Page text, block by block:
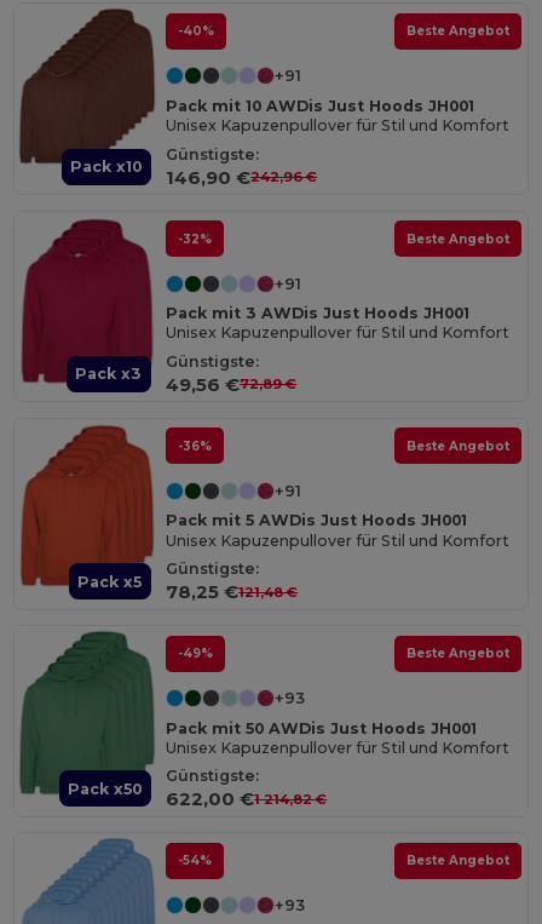
Pack x10
-40% Beste Angebot
+91
Pack mit 10 AWDis Just Hoods JH001
Unisex Kapuzenpullover für Stil und Komfort
Günstigste:
146,90 €242,96 €
Pack x3
-32% Beste Angebot
+91
Pack mit 3 AWDis Just Hoods JH001
Unisex Kapuzenpullover für Stil und Komfort
Günstigste:
49,56 €72,89 €
Pack x5
-36% Beste Angebot
+91
Pack mit 5 AWDis Just Hoods JH001
Unisex Kapuzenpullover für Stil und Komfort
Günstigste:
78,25 €121,48 €
Pack x50
-49% Beste Angebot
+93
Pack mit 50 AWDis Just Hoods JH001
Unisex Kapuzenpullover für Stil und Komfort
Günstigste:
622,00 €1 214,82 €
-54% Beste Angebot
+93